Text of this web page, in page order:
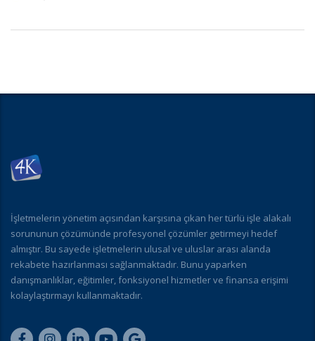
İşletmelerin yönetim açısından karşısına çıkan her türlü işle alakalı
sorununun çözümünde profesyonel çözümler getirmeyi hedef
almıştır. Bu sayede işletmelerin ulusal ve uluslar arası alanda
rekabete hazırlanması sağlanmaktadır. Bunu yaparken
danışmanlıklar, eğitimler, fonksiyonel hizmetler ve finansa erişimi
kolaylaştırmayı kullanmaktadır.